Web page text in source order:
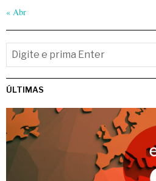
« Abr
ÚLTIMAS